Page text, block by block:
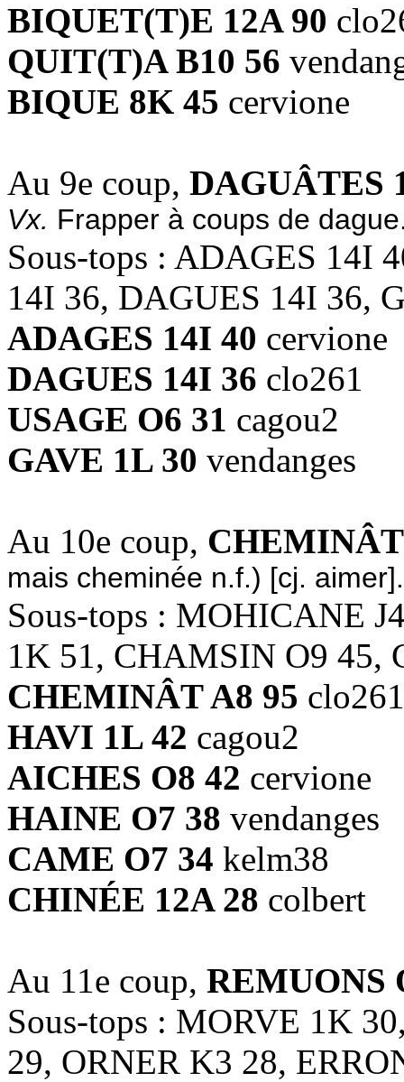
BIQUET(T)E 12A 90
QUIT(T)A B10 56
BIQUE 8K 45 cervione
Au 9e coup, DAGUÂTES
Vx. Frapper à coups de
Sous-tops : ADAGES 14I
14I 36, DAGUES 14I 36,
ADAGES 14I 40 cervione
DAGUES 14I 36 clo261
USAGE O6 31 cagou2
GAVE 1L 30 vendanges
Au 10e coup,
mais cheminée n.f.) [cj. aimer].
Sous-tops : MOHICANE
1K 51, CHAMSIN O9 45,
CHEMINÂT A8 95 clo261
HAVI 1L 42 cagou2
AICHES O8 42 cervione
HAINE O7 38 vendanges
CAME O7 34 kelm38
CHINÉE 12A 28 colbert
Au 11e coup, REMUONS
Sous-tops : MORVE 1K
29, ORNER K3 28,